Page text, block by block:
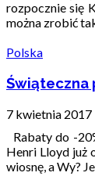
rozpocznie się
można zrobić
Polska
Świąteczna
7 kwietnia 2017
Rabaty do -
Henri Lloyd już
wiosnę, a Wy?